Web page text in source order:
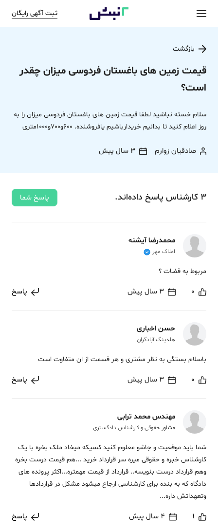
ثبت آگهی رایگان
بازگشت
قیمت زمین های باغستان فردوسی میزان چقدر
است؟
سلام خسته نباشید لطفا قیمت زمین های باغستان فردوسی میزان را به
روز اعلام کنید تا بدانیم خریدارباشیم یافروشنده. 600و700و1000متری
صادقیان زوارم 3 سال پیش
3 کارشناس پاسخ داده‌اند. پاسخ شما
محمدرضا آیشنه
املاک مهر
مربوط به قضات ؟
0 3 سال پیش پاسخ
حسن اخباری
هلدینگ آبادگران
باسلام بستگی به نظر مشتری و هر قسمت از ان متفاوت است
0 3 سال پیش پاسخ
مهندس محمد ترابی
مشاور حقوقی و کارشناس دادگستری
شما باید موقعیت و جاشو معلوم کنید کسیکه میخاد ملک بخره با یک
کارشناس خبره و حقوقی میره سر قرارداد خرید ...هم قیمت درست بخره
وهم قرارداد درست بنویسه.. قرارداد از قیمت مهمتره...اکثر پرونده های
دادگاه که به بنده برای کارشناسی ارجاع میشود مشکل در قراردادها
وتعهداتش داره...
1 4 سال پیش پاسخ